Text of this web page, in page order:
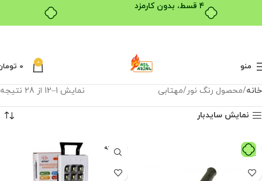
منو 0
0
خانه محصول رنگ نور مهتابی نمایش 1–12 از 28 نتیجه
نمایش سایدبار
فروخته
شده